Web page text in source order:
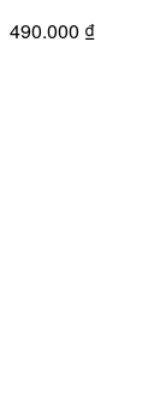
490.000 ₫